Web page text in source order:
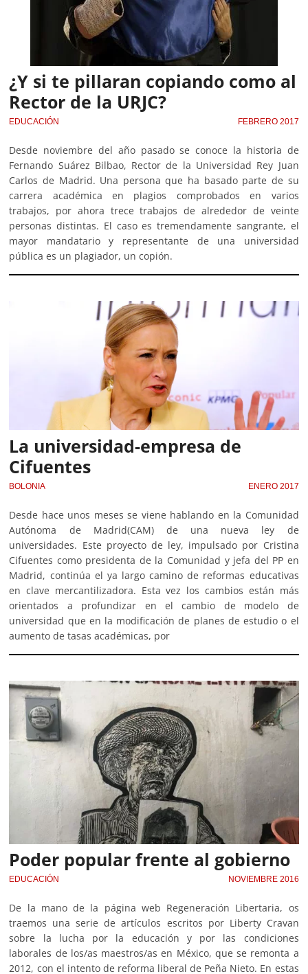
¿Y si te pillaran copiando como al
Rector de la URJC?
EDUCACIÓN FEBRERO 2017
Desde noviembre del año pasado se conoce la historia de
Fernando Suárez Bilbao, Rector de la Universidad Rey Juan
Carlos de Madrid. Una persona que ha basado parte de su
carrera académica en plagios comprobados en varios
trabajos, por ahora trece trabajos de alrededor de veinte
personas distintas. El caso es tremendamente sangrante, el
mayor mandatario y representante de una universidad
pública es un plagiador, un copión.
La universidad-empresa de
Cifuentes
BOLONIA ENERO 2017
Desde hace unos meses se viene hablando en la Comunidad
Autónoma de Madrid(CAM) de una nueva ley de
universidades. Este proyecto de ley, impulsado por Cristina
Cifuentes como presidenta de la Comunidad y jefa del PP en
Madrid, continúa el ya largo camino de reformas educativas
en clave mercantilizadora. Esta vez los cambios están más
orientados a profundizar en el cambio de modelo de
universidad que en la modificación de planes de estudio o el
aumento de tasas académicas, por
Poder popular frente al gobierno
EDUCACIÓN NOVIEMBRE 2016
De la mano de la página web Regeneración Libertaria, os
traemos una serie de artículos escritos por Liberty Cravan
sobre la lucha por la educación y por las condiciones
laborales de los/as maestros/as en México, que se remonta a
2012, con el intento de reforma liberal de Peña Nieto. En estas